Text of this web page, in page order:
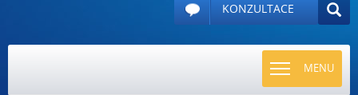
KONZULTACE
MENU
TOGGLE